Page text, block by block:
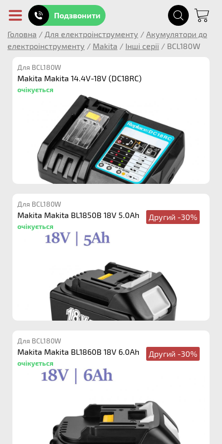
Подзвонити
Головна / Для електроінструменту / Акумулятори до
електроінструменту / Makita / Інші серії / BCL180W
Для BCL180W
Makita Makita 14.4V-18V (DC18RC)
очікується
Для BCL180W
Makita Makita BL1850B 18V 5.0Ah
очікується
Другий -30%
Для BCL180W
Makita Makita BL1860B 18V 6.0Ah
очікується
Другий -30%